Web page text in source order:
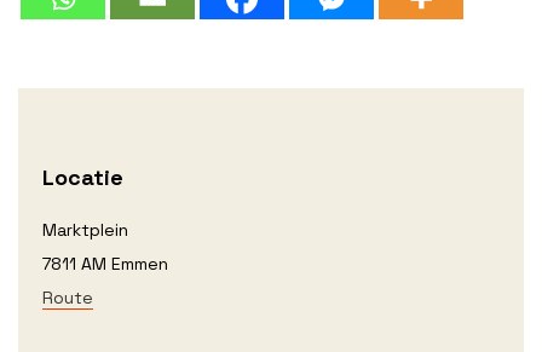
Locatie
Marktplein
7811 AM Emmen
Route